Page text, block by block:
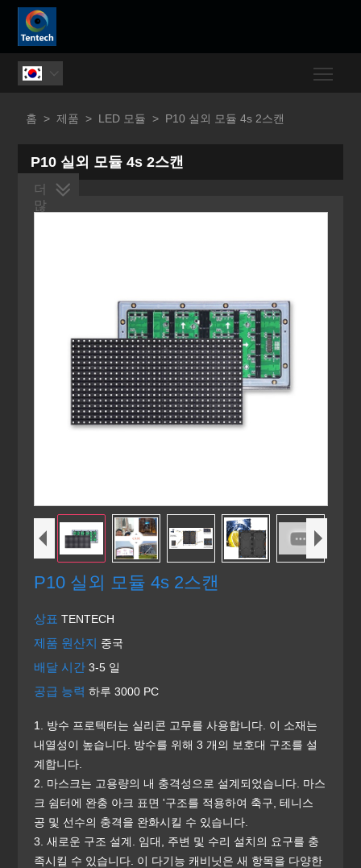

홈 > 제품 > LED 모듈 > P10 실외 모듈 4s 2스캔
P10 실외 모듈 4s 2스캔
P10 실외 모듈 4s 2스캔
상표TENTECH
제품 원산지 중국
배달 시간3-5 일
공급 능력하루 3000 PC
1. 방수 프로텍터는 실리콘 고무를 사용합니다. 이 소재는
내열성이 높습니다. 방수를 위해 3 개의 보호대 구조를 설
계합니다.
2. 마스크는 고용량의 내 충격성으로 설계되었습니다. 마스
크 쉼터에 완충 아크 표면 '구조를 적용하여 축구, 테니스
공 및 선수의 충격을 완화시킬 수 있습니다.
3. 새로운 구조 설계. 임대, 주변 및 수리 설치의 요구를 충
족시킬 수 있습니다. 이 다기능 캐비닛은 새 항목을 다양한
더
많